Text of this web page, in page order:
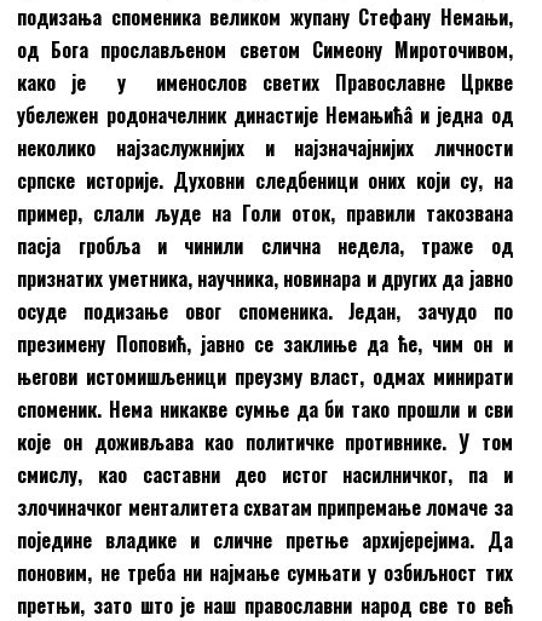
подизања споменика великом жупану Стефану Немањи,
од Бога прослављеном светом Симеону Мироточивом,
како је у именослов светих Православне Цркве
убележен родоначелник династије Немањићâ и једна од
неколико најзаслужнијих и најзначајнијих личности
српске историје. Духовни следбеници оних који су, на
пример, слали људе на Голи оток, правили такозвана
пасја гробља и чинили слична недела, траже од
признатих уметника, научника, новинара и других да јавно
осуде подизање овог споменика. Један, зачудо по
презимену Поповић, јавно се заклиње да ће, чим он и
његови истомишљеници преузму власт, одмах минирати
споменик. Нема никакве сумње да би тако прошли и сви
које он доживљава као политичке противнике. У том
смислу, као саставни део истог насилничког, па и
злочиначког менталитета схватам припремање ломаче за
поједине владике и сличнe претње архијерејима. Да
поновим, не треба ни најмање сумњати у озбиљност тих
претњи, зато што је наш православни народ све то већ